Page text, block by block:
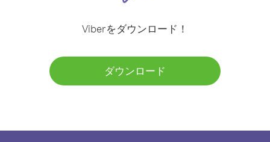
Viberをダウンロード！
ダウンロード